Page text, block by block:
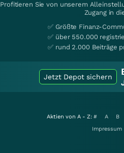
Profitieren Sie von unserem
Zugang in
✅ Größte Finanz-
✅ über 550.000
✅ rund 2.000 Beiträge
Jetzt Depot sichern
Aktien von A - Z: # A B
Impressum